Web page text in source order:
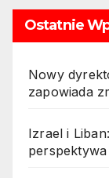
Ostatnie
Nowy
zapowiada
Izrael i